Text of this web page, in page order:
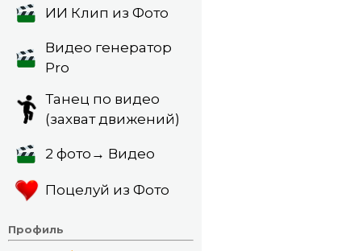
ИИ Клип из Фото
Видео генератор
Pro
Танец по видео
(захват движений)
2 фото→ Видео
Поцелуй из Фото
Профиль